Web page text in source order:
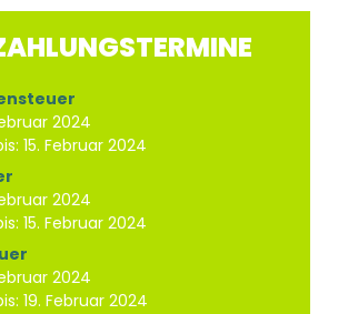
2024
15. Februar 2024
2024
15. Februar 2024
2024
19. Februar 2024